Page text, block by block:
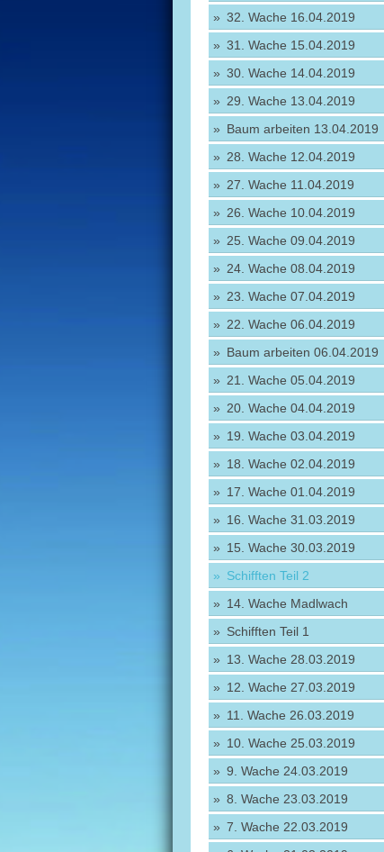
32. Wache 16.04.2019
31. Wache 15.04.2019
30. Wache 14.04.2019
29. Wache 13.04.2019
Baum arbeiten 13.04.2019
28. Wache 12.04.2019
27. Wache 11.04.2019
26. Wache 10.04.2019
25. Wache 09.04.2019
24. Wache 08.04.2019
23. Wache 07.04.2019
22. Wache 06.04.2019
Baum arbeiten 06.04.2019
21. Wache 05.04.2019
20. Wache 04.04.2019
19. Wache 03.04.2019
18. Wache 02.04.2019
17. Wache 01.04.2019
16. Wache 31.03.2019
15. Wache 30.03.2019
Schifften Teil 2
14. Wache Madlwach
Schifften Teil 1
13. Wache 28.03.2019
12. Wache 27.03.2019
11. Wache 26.03.2019
10. Wache 25.03.2019
9. Wache 24.03.2019
8. Wache 23.03.2019
7. Wache 22.03.2019